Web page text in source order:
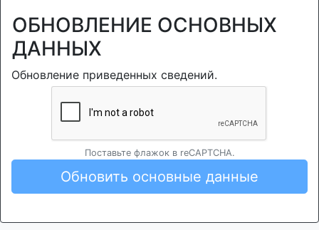
ОБНОВЛЕНИЕ ОСНОВНЫХ
ДАННЫХ
Обновление приведенных сведений.
Поставьте флажок в reCAPTCHA.
Обновить основные данные